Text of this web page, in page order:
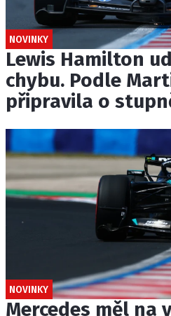
NOVINKY
Lewis Hamilton
chybu. Podle
připravila o
NOVINKY
Mercedes měl na